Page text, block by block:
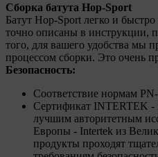
Сборка батута Hop-Sport
Батут Hop-Sport легко и
точно описаны в инструкции,
того, для вашего удобства мы
процессом сборки. Это очень
Безопасность:
Соответствие нормам
Сертификат INTERTEK -
лучшим авторитетным
Европы - Intertek из
продукты проходят